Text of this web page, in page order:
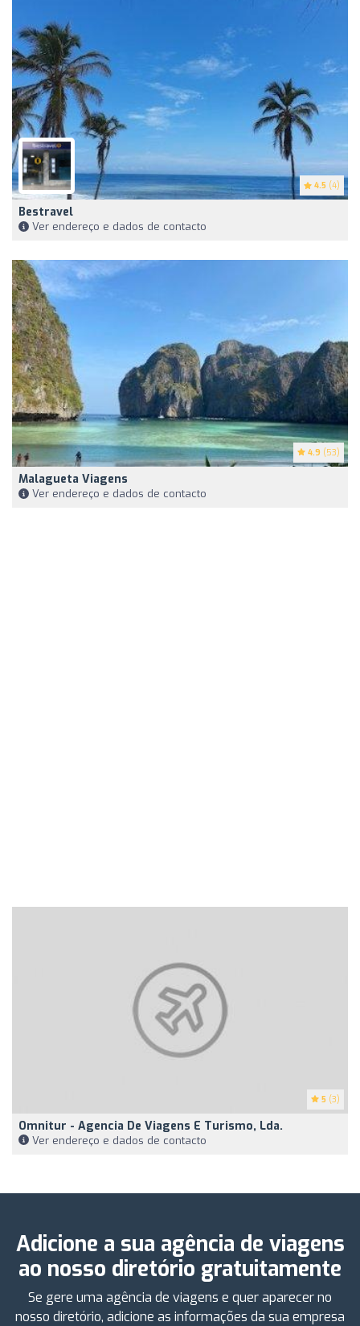
4.5 (4)
Bestravel
Ver endereço e dados de contacto
4.9 (53)
Malagueta Viagens
Ver endereço e dados de contacto
5 (3)
Omnitur - Agencia De Viagens E Turismo, Lda.
Ver endereço e dados de contacto
Adicione a sua agência de viagens
ao nosso diretório gratuitamente
Se gere uma agência de viagens e quer aparecer no
nosso diretório, adicione as informações da sua empresa